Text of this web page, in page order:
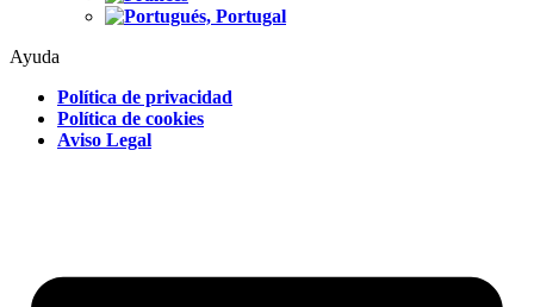
Ayuda
Política de privacidad
Política de cookies
Aviso Legal